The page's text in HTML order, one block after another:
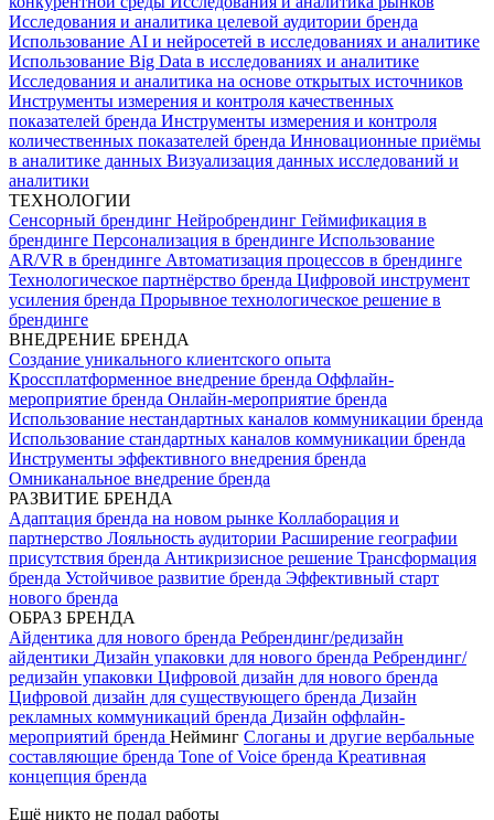
Исследования и аналитика целевой аудитории бренда
Использование AI и нейросетей в исследованиях и аналитике
Использование Big Data в исследованиях и аналитике
Исследования и аналитика на основе открытых источников
Инструменты измерения и контроля качественных
показателей бренда Инструменты измерения и контроля
количественных показателей бренда Инновационные приёмы
в аналитике данных Визуализация данных исследований и
аналитики
ТЕХНОЛОГИИ
Сенсорный брендинг Нейробрендинг Геймификация в
брендинге Персонализация в брендинге Использование
AR/VR в брендинге Автоматизация процессов в брендинге
Технологическое партнёрство бренда Цифровой инструмент
усиления бренда Прорывное технологическое решение в
брендинге
ВНЕДРЕНИЕ БРЕНДА
Создание уникального клиентского опыта
Кроссплатформенное внедрение бренда Оффлайн-
мероприятие бренда Онлайн-мероприятие бренда
Использование нестандартных каналов коммуникации бренда
Использование стандартных каналов коммуникации бренда
Инструменты эффективного внедрения бренда
Омниканальное внедрение бренда
РАЗВИТИЕ БРЕНДА
Адаптация бренда на новом рынке Коллаборация и
партнерство Лояльность аудитории Расширение географии
присутствия бренда Антикризисное решение Трансформация
бренда Устойчивое развитие бренда Эффективный старт
нового бренда
ОБРАЗ БРЕНДА
Айдентика для нового бренда Ребрендинг/редизайн
айдентики Дизайн упаковки для нового бренда Ребрендинг/
редизайн упаковки Цифровой дизайн для нового бренда
Цифровой дизайн для существующего бренда Дизайн
рекламных коммуникаций бренда Дизайн оффлайн-
мероприятий бренда Нейминг Слоганы и другие вербальные
составляющие бренда Tone of Voice бренда Креативная
концепция бренда
Ещё никто не подал работы